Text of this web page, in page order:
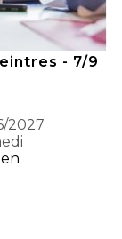
- 7/9
2027